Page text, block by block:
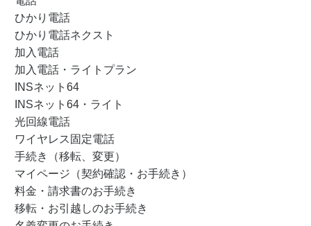
ひかり電話
ひかり電話ネクスト
加入電話
加入電話・ライトプラン
INSネット64
INSネット64・ライト
光回線電話
ワイヤレス固定電話
手続き（移転、変更）
マイページ（契約確認・お手続き）
料金・請求書のお手続き
移転・お引越しのお手続き